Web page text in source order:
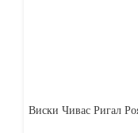
Виски Чивас Ригал